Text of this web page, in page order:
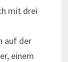
mit drei
auf der
einem